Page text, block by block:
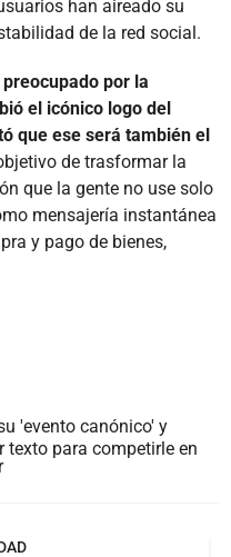
han aireado su
de la red social.
por la
el icónico logo del
que ese será también el
de trasformar la
que la gente no use solo
mensajería instantánea
y pago de bienes,
'evento canónico' y
texto para competirle en